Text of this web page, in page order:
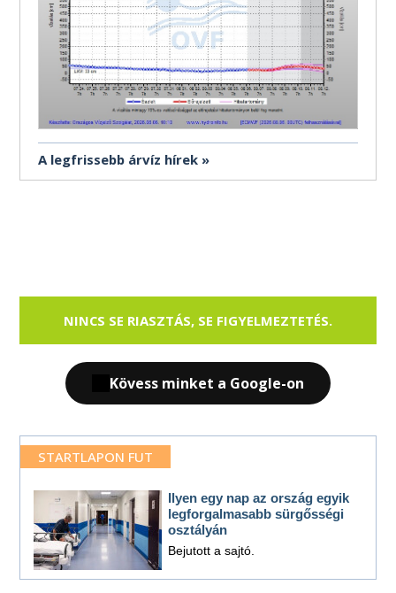
A legfrissebb árvíz hírek
NINCS SE RIASZTÁS, SE FIGYELMEZTETÉS.
Kövess minket a Google-on
STARTLAPON FUT
Ilyen egy nap az ország egyik
legforgalmasabb sürgősségi
osztályán
Bejutott a sajtó.